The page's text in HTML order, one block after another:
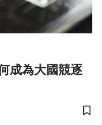
成為大國競逐
儲